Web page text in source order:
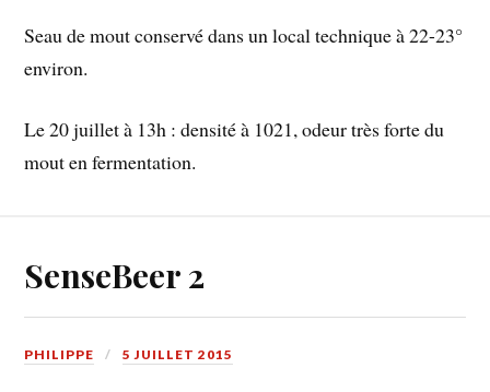
Seau de mout conservé dans un local technique à 22-23°
environ.
Le 20 juillet à 13h : densité à 1021, odeur très forte du
mout en fermentation.
SenseBeer 2
PHILIPPE 5 JUILLET 2015